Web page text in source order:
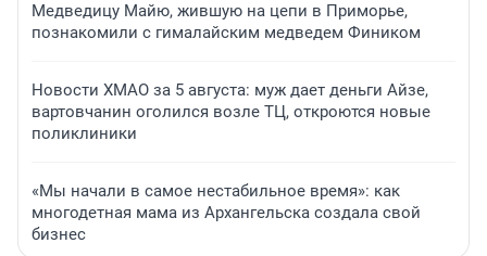
Медведицу Майю, жившую на цепи в Приморье,
познакомили с гималайским медведем Фиником
Новости ХМАО за 5 августа: муж дает деньги Айзе,
вартовчанин оголился возле ТЦ, откроются новые
поликлиники
«Мы начали в самое нестабильное время»: как
многодетная мама из Архангельска создала свой
бизнес